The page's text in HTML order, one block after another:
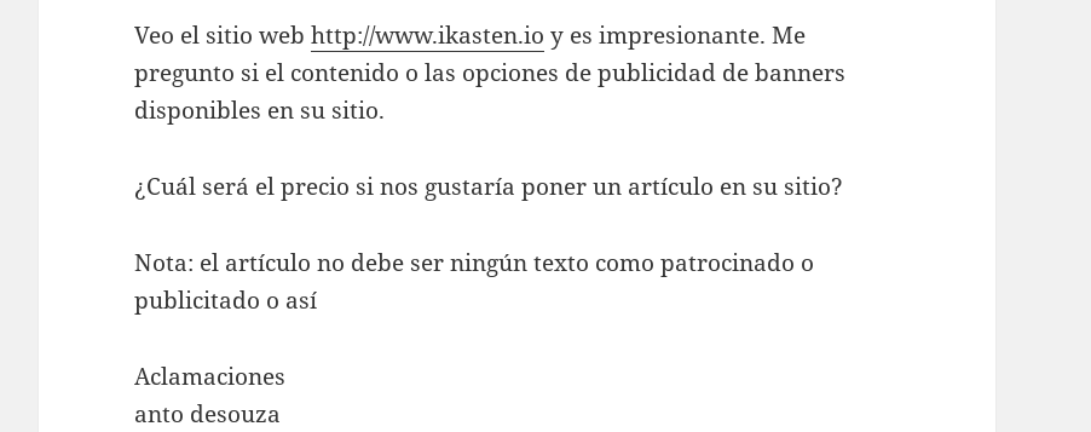
Veo el sitio webhttp://www.ikasten.io y es impresionante. Me
pregunto si el contenido o las opciones de publicidad de banners
disponibles en su sitio.
¿Cuál será el precio si nos gustaría poner un artículo en su sitio?
Nota: el artículo no debe ser ningún texto como patrocinado o
publicitado o así
Aclamaciones
anto desouza